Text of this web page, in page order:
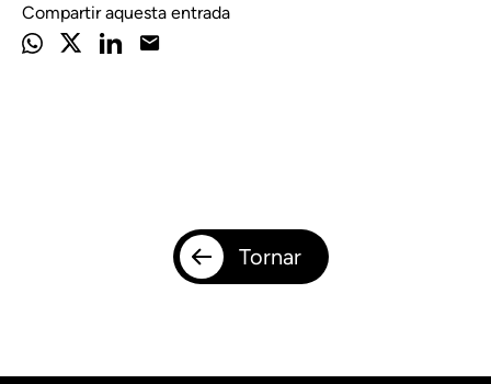
Compartir aquesta entrada
Tornar